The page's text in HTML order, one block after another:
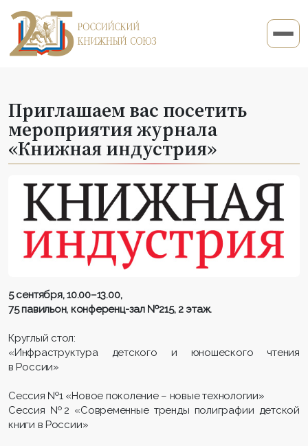
Приглашаем вас посетить
мероприятия журнала
«Книжная индустрия»
5 сентября, 10.00–13.00,
75 павильон, конференц-зал №215, 2 этаж.
Круглый стол:
«Инфраструктура детского и юношеского чтения
в России»
Сессия №1 «Новое поколение – новые технологии»
Сессия №2 «Современные тренды полиграфии детской
книги в России»